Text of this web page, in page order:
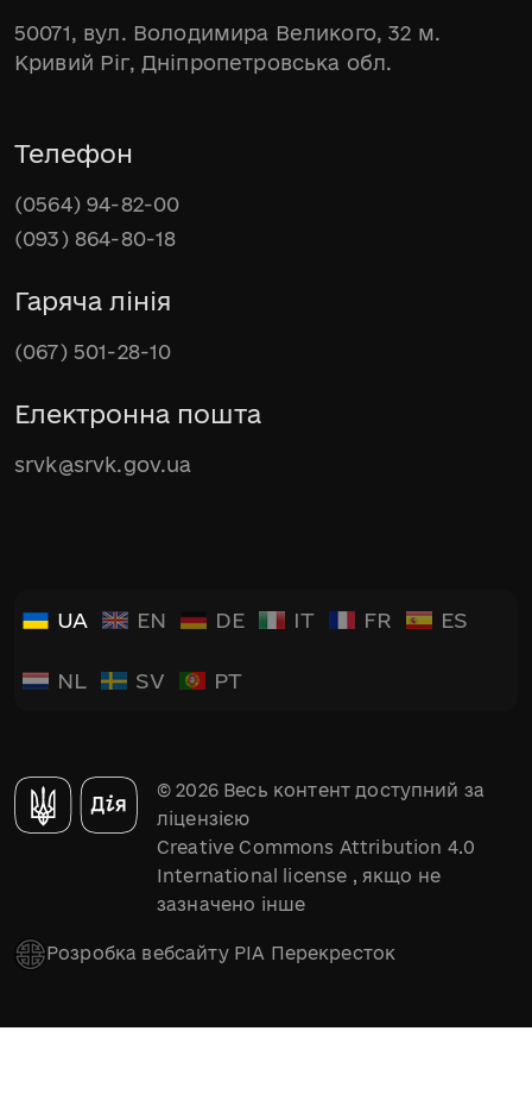
50071, вул. Володимира Великого, 32 м.
Кривий Ріг, Дніпропетровська обл.
Телефон
(0564) 94-82-00
(093) 864-80-18
Гаряча лінія
(067) 501-28-10
Електронна пошта
srvk@srvk.gov.ua
UA EN DE IT FR ES
NL SV PT
© 2026 Весь контент доступний за
ліцензією
Creative Commons Attribution 4.0
International license , якщо не
зазначено інше
Розробка вебсайту РІА Перекресток